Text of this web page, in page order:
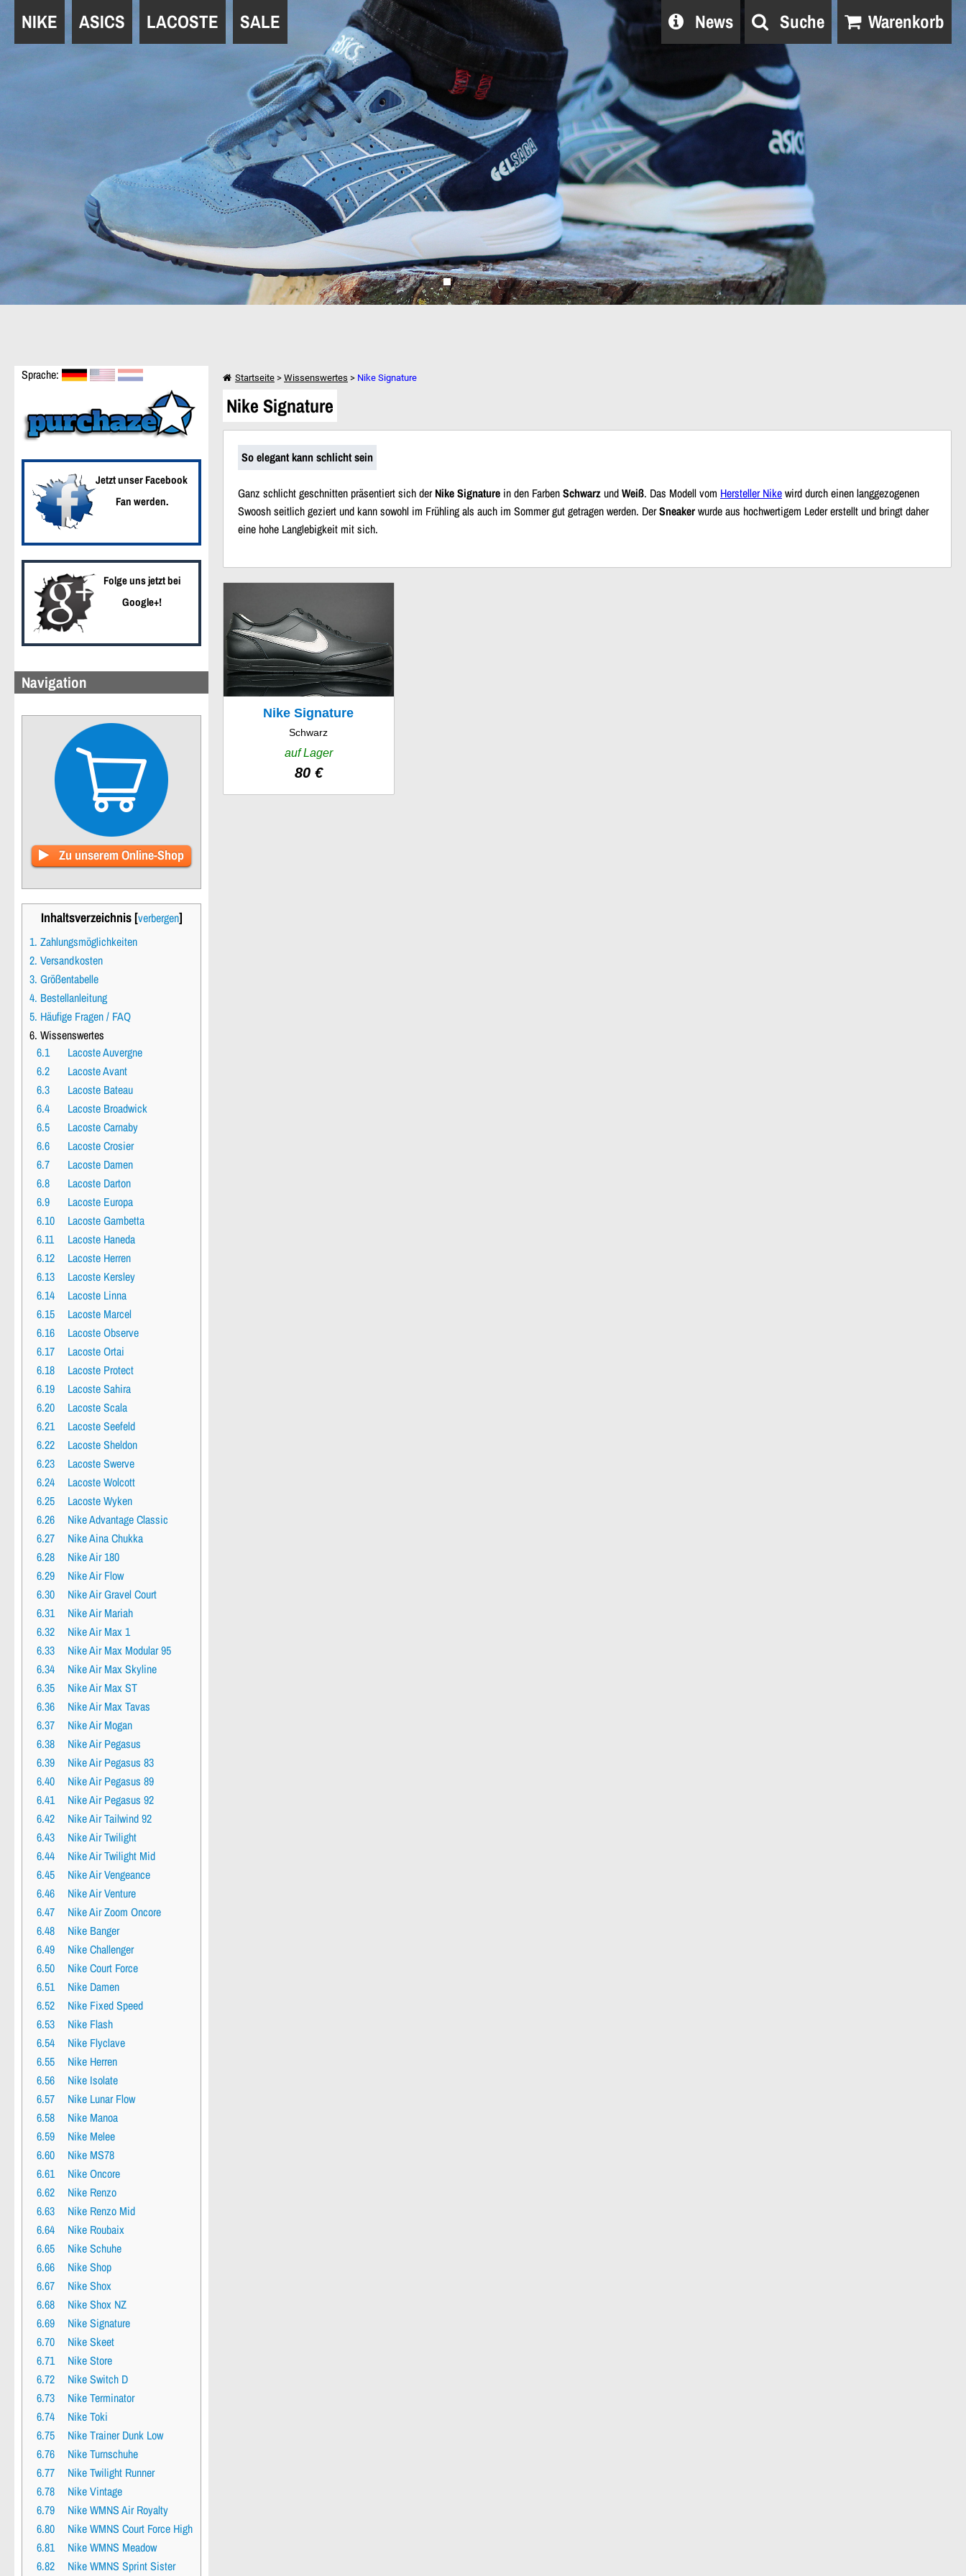
NIKE ASICS LACOSTE SALE News Suche Warenkorb
Dein Warenkorb ist leer!
Weiter einkaufen
Sprache:
Jetzt unser Facebook
Fan werden.
Folge uns jetzt bei
Google+!
Navigation
Zu unserem Online-Shop
Inhaltsverzeichnis [verbergen]
1. Zahlungsmöglichkeiten
2. Versandkosten
3. Größentabelle
4. Bestellanleitung
5. Häufige Fragen / FAQ
6. Wissenswertes
6.1
Lacoste Auvergne
6.2
Lacoste Avant
6.3
Lacoste Bateau
6.4
Lacoste Broadwick
6.5
Lacoste Carnaby
6.6
Lacoste Crosier
6.7
Lacoste Damen
6.8
Lacoste Darton
6.9
Lacoste Europa
6.10
Lacoste Gambetta
6.11
Lacoste Haneda
6.12
Lacoste Herren
6.13
Lacoste Kersley
6.14
Lacoste Linna
6.15
Lacoste Marcel
6.16
Lacoste Observe
6.17
Lacoste Ortai
6.18
Lacoste Protect
6.19
Lacoste Sahira
6.20
Lacoste Scala
6.21
Lacoste Seefeld
6.22
Lacoste Sheldon
6.23
Lacoste Swerve
6.24
Lacoste Wolcott
6.25
Lacoste Wyken
6.26
Nike Advantage Classic
6.27
Nike Aina Chukka
6.28
Nike Air 180
6.29
Nike Air Flow
6.30
Nike Air Gravel Court
6.31
Nike Air Mariah
6.32
Nike Air Max 1
6.33
Nike Air Max Modular 95
6.34
Nike Air Max Skyline
6.35
Nike Air Max ST
6.36
Nike Air Max Tavas
6.37
Nike Air Mogan
6.38
Nike Air Pegasus
6.39
Nike Air Pegasus 83
6.40
Nike Air Pegasus 89
6.41
Nike Air Pegasus 92
6.42
Nike Air Tailwind 92
6.43
Nike Air Twilight
6.44
Nike Air Twilight Mid
6.45
Nike Air Vengeance
6.46
Nike Air Venture
6.47
Nike Air Zoom Oncore
6.48
Nike Banger
6.49
Nike Challenger
6.50
Nike Court Force
6.51
Nike Damen
6.52
Nike Fixed Speed
6.53
Nike Flash
6.54
Nike Flyclave
6.55
Nike Herren
6.56
Nike Isolate
6.57
Nike Lunar Flow
6.58
Nike Manoa
6.59
Nike Melee
6.60
Nike MS78
6.61
Nike Oncore
6.62
Nike Renzo
6.63
Nike Renzo Mid
6.64
Nike Roubaix
6.65
Nike Schuhe
6.66
Nike Shop
6.67
Nike Shox
6.68
Nike Shox NZ
6.69
Nike Signature
6.70
Nike Skeet
6.71
Nike Store
6.72
Nike Switch D
6.73
Nike Terminator
6.74
Nike Toki
6.75
Nike Trainer Dunk Low
6.76
Nike Turnschuhe
6.77
Nike Twilight Runner
6.78
Nike Vintage
6.79
Nike WMNS Air Royalty
6.80
Nike WMNS Court Force High
6.81
Nike WMNS Meadow
6.82
Nike WMNS Sprint Sister
Startseite > Wissenswertes > Nike Signature
Nike Signature
So elegant kann schlicht sein
Ganz schlicht geschnitten präsentiert sich derNike Signature in den FarbenSchwarz undWeiß. Das Modell vom Hersteller Nikewird durch einen langgezogenen
Swoosh seitlich geziert und kann sowohl im Frühling als auch im Sommer gut getragen werden. DerSneakerwurde aus hochwertigem Leder erstellt und bringt daher
eine hohe Langlebigkeit mit sich.
Nike Signature
Schwarz
auf Lager
80 €